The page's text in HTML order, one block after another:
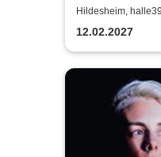
ZENsation -
Hildesheim, halle39
12.02.2027